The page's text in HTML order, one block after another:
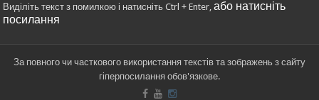
Виділіть текст з помилкою і натисніть Ctrl + Enter,або натисніть
посилання
За повного чи часткового використання текстів та зображень з сайту
гіперпосилання обов'язкове.